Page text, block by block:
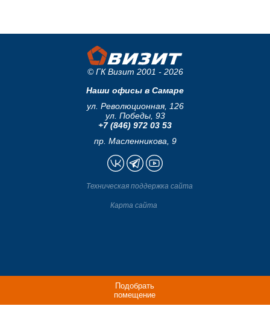
Подобрать
помещение
© ГК Визит 2001 - 2026
Наши офисы в Самаре
ул. Революционная, 126
ул. Победы, 93
+7 (846) 972 03 53
пр. Масленникова, 9
Техническая поддержка сайта
Карта сайта